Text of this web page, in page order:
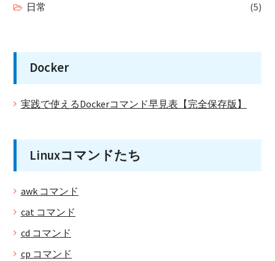
日常
(5)
Docker
実践で使えるDockerコマンド早見表【完全保存版】
Linuxコマンドたち
awk コマンド
cat コマンド
cd コマンド
cp コマンド